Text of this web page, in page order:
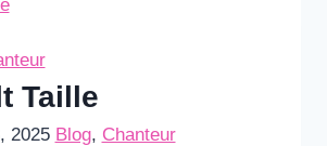
Taille
2025 Blog, Chanteur